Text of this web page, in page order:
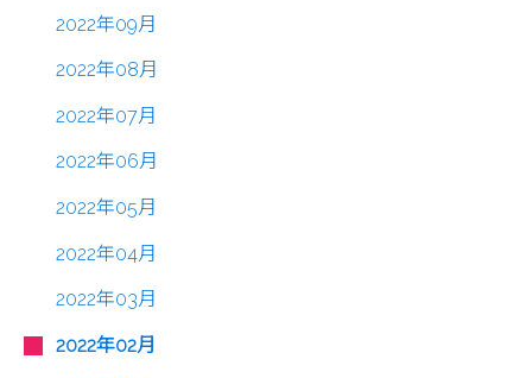
2022年09月
2022年08月
2022年07月
2022年06月
2022年05月
2022年04月
2022年03月
2022年02月